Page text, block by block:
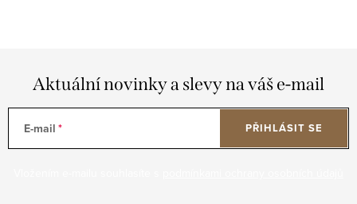
Aktuální novinky a slevy na váš e-mail
E-mail PŘIHLÁSIT SE